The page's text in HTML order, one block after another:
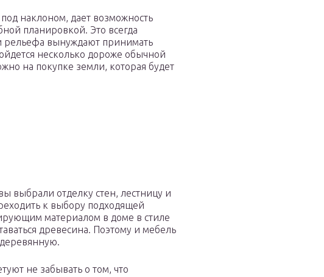
наклоном, дает возможность
планировкой. Это всегда
рельефа вынуждают принимать
несколько дороже обычной
на покупке земли, которая будет
выбрали отделку стен, лестницу и
к выбору подходящей
материалом в доме в стиле
древесина. Поэтому и мебель
не забывать о том, что